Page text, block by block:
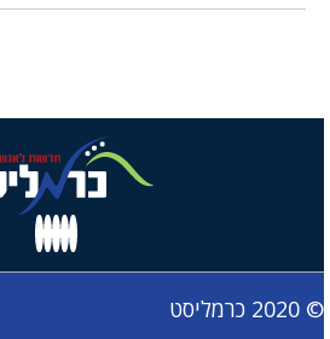
© 2020 כרמליסט